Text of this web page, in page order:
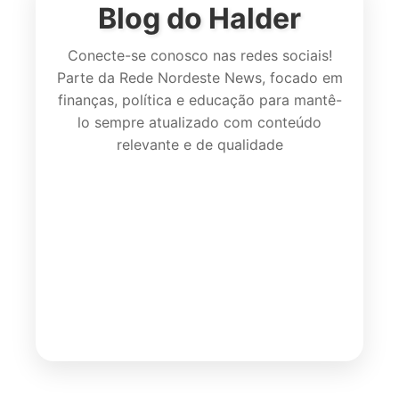
Blog do Halder
Conecte-se conosco nas redes sociais!
Parte da Rede Nordeste News, focado em
finanças, política e educação para mantê-
lo sempre atualizado com conteúdo
relevante e de qualidade